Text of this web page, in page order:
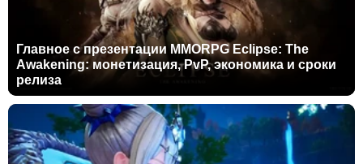
Главное с презентации MMORPG Eclipse: The
Awakening: монетизация, PvP, экономика и сроки
релиза